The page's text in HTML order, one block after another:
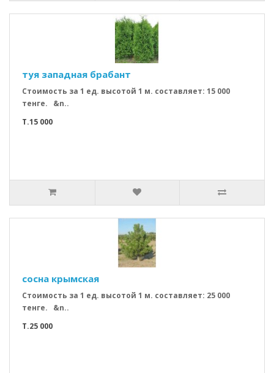
туя западная брабант
Стоимость за 1 ед. высотой 1 м. составляет: 15 000
тенге. &n..
T.15 000
сосна крымская
Стоимость за 1 ед. высотой 1 м. составляет: 25 000
тенге. &n..
T.25 000